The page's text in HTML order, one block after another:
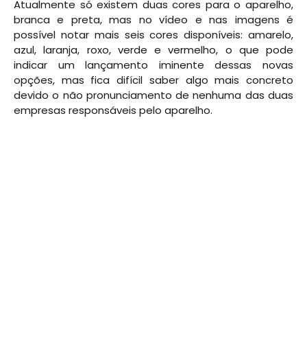
Atualmente só existem duas cores para o aparelho,
branca e preta, mas no vídeo e nas imagens é
possível notar mais seis cores disponíveis: amarelo,
azul, laranja, roxo, verde e vermelho, o que pode
indicar um lançamento iminente dessas novas
opções, mas fica difícil saber algo mais concreto
devido o não pronunciamento de nenhuma das duas
empresas responsáveis pelo aparelho.